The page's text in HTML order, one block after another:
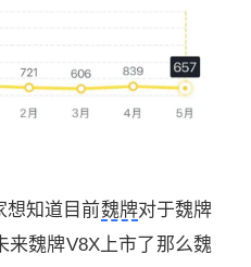
想知道目前魏牌对于魏牌
来魏牌V8X上市了那么魏